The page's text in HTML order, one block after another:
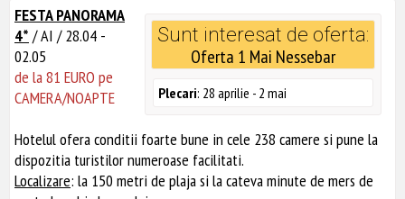
Sunt interesat de oferta:
Oferta 1 Mai Nessebar
Plecari: 28 aprilie - 2 mai
FESTA PANORAMA
4* / AI / 28.04 -
02.05
de la 81 EURO pe
CAMERA/NOAPTE
Hotelul ofera conditii foarte bune in cele 238 camere si pune la
dispozitia turistilor numeroase facilitati.
Localizare: la 150 metri de plaja si la cateva minute de mers de